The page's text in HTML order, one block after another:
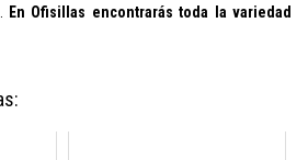
En Ofisillas encontrarás toda la variedad